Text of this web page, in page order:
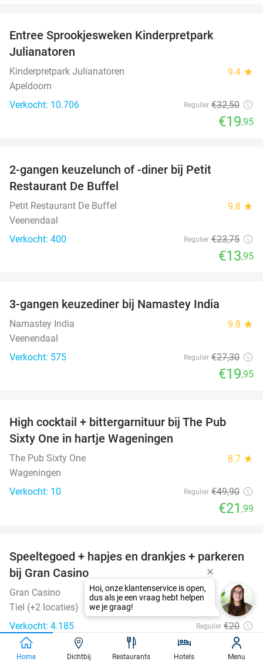
Entree Sprookjesweken Kinderpretpark
Julianatoren
Kinderpretpark Julianatoren 9.4 star
Apeldoorn
Verkocht: 10.706
Regulier €32,50
€19,95
2-gangen keuzelunch of -diner bij Petit
Restaurant De Buffel
Petit Restaurant De Buffel 9.8 star
Veenendaal
Verkocht: 400
Regulier €23,75
€13,95
3-gangen keuzediner bij Namastey India
Namastey India 9.8 star
Veenendaal
Verkocht: 575
Regulier €27,30
€19,95
High cocktail + bittergarnituur bij The Pub
Sixty One in hartje Wageningen
The Pub Sixty One 8.7 star
Wageningen
Verkocht: 10
Regulier €49,90
€21 ,99
50%
Speeltegoed + hapjes en drankjes + parkeren
bij Gran Casino
Gran Casino 9.4star
Tiel (+2 locaties)
Verkocht: 4.185
Regulier €20
€10
favorite_border
Home Dichtbij Restaurants Hotels Menu